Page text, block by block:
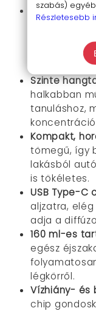
lángfénytől
világításig
szerint
Szinte
halkabban
tanuláshoz,
Kompakt,
tömegű, így
lakásból
is tökéletes.
USB Type-C
aljzatra, elég
adja a
160 ml-es
egész
légkörről.
Vízhiány- és
chip
szabás)
Részletesebb